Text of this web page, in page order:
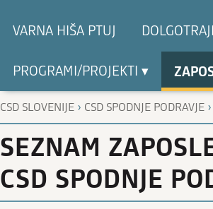
VARNA HIŠA PTUJ
PROGRAMI/PROJEKTI ▾
CSD SLOVENIJE › CSD SPODNJE PODRAVJE ›
SEZNAM
CSD SPODNJE